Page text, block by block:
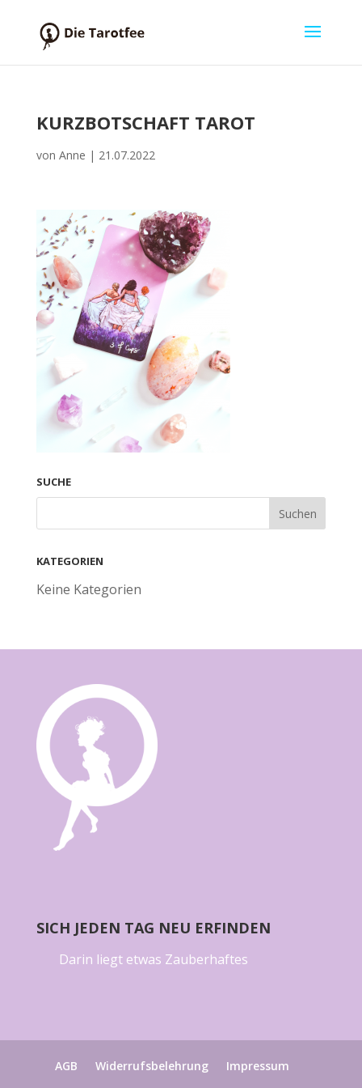
KURZBOTSCHAFT TAROT
von Anne | 21.07.2022
SUCHE
KATEGORIEN
Keine Kategorien
SICH JEDEN TAG NEU ERFINDEN
Darin liegt etwas Zauberhaftes
AGB Widerrufsbelehrung
Impressum